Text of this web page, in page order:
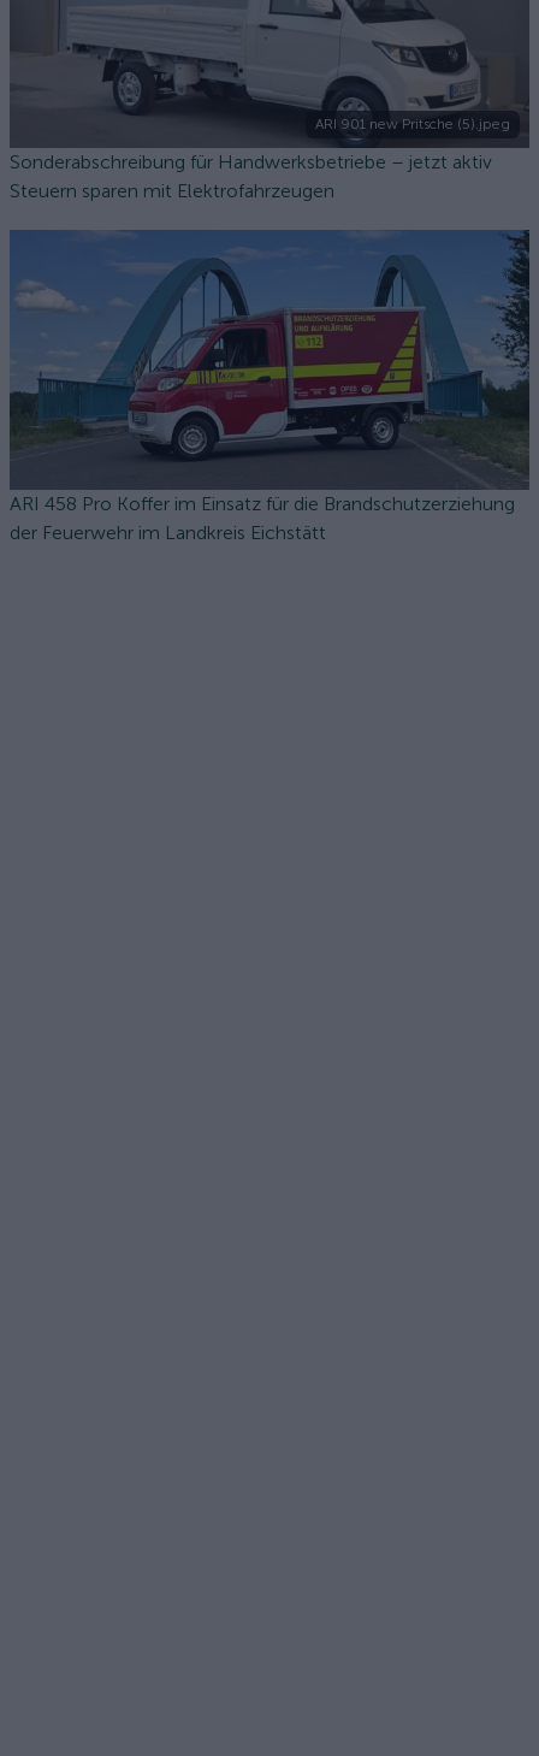
ARI 901 new Pritsche (5).jpeg
Sonderabschreibung für Handwerksbetriebe – jetzt aktiv
Steuern sparen mit Elektrofahrzeugen
ARI 458 Pro Koffer im Einsatz für die Brandschutzerziehung
der Feuerwehr im Landkreis Eichstätt